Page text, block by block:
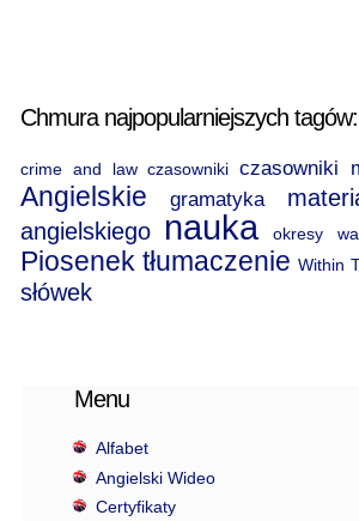
Chmura najpopularniejszych tagów:
crime and law czasowniki czasowniki
Angielskie
gramatyka
angielskiego
nauka okresy
Piosenek tłumaczenie Within
słówek
Menu
Alfabet
Angielski Wideo
Certyfikaty